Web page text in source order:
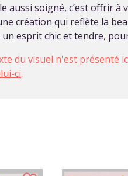
aussi soigné, c’est offrir
création qui reflète la
un esprit chic et tendre,
du visuel n'est présenté
ci.